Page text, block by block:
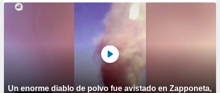
Un enorme diablo de polvo fue avistado en Zapponeta,